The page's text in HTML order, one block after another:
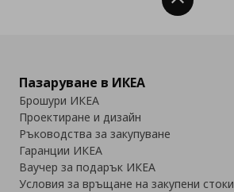
Пазаруване в ИКЕА
Брошури ИКЕА
Проектиране и дизайн
Ръководства за закупуване
Гаранции ИКЕА
Ваучер за подарък ИКЕА
Условия за връщане на закупени стоки